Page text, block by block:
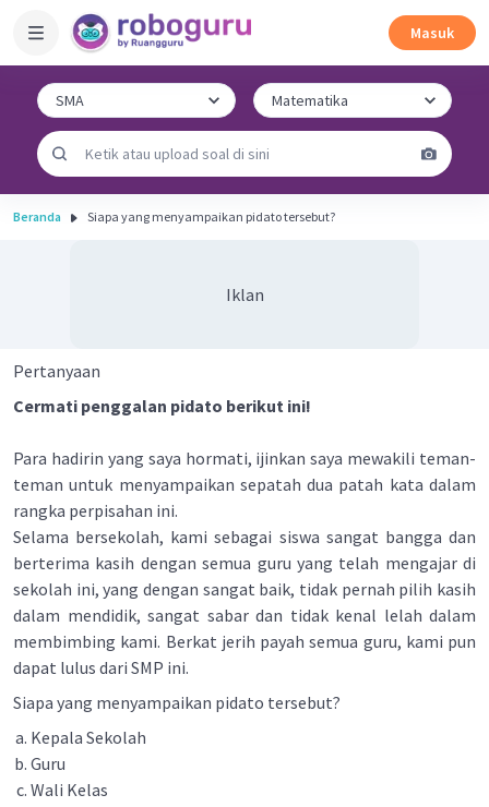
Masuk
Beranda Siapa yang menyampaikan pidato tersebut?
Iklan
Pertanyaan
Cermati penggalan pidato berikut ini!
Para hadirin yang saya hormati, ijinkan saya mewakili teman-
teman untuk menyampaikan sepatah dua patah kata dalam
rangka perpisahan ini.
Selama bersekolah, kami sebagai siswa sangat bangga dan
berterima kasih dengan semua guru yang telah mengajar di
sekolah ini, yang dengan sangat baik, tidak pernah pilih kasih
dalam mendidik, sangat sabar dan tidak kenal lelah dalam
membimbing kami. Berkat jerih payah semua guru, kami pun
dapat lulus dari SMP ini.
Siapa yang menyampaikan pidato tersebut?
Kepala Sekolah
Guru
Wali Kelas